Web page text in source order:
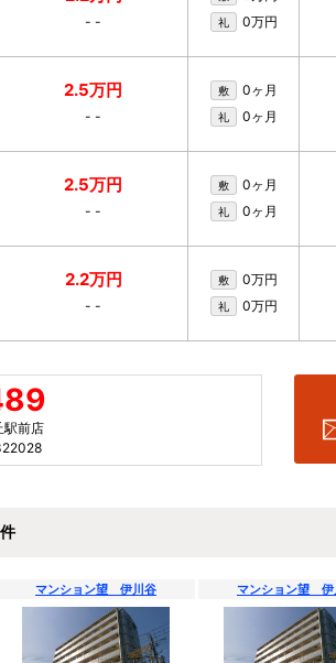
- - 礼 0万円
2.5万円
- -
敷 0ヶ月
礼 0ヶ月
2.5万円
- -
敷 0ヶ月
礼 0ヶ月
2.2万円
- -
敷 0万円
礼 0万円
駅前店
マンション望 伊川谷 マンション望 伊